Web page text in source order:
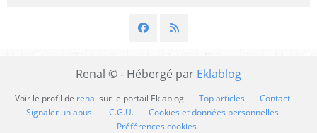
Renal © - Hébergé par Eklablog
Voir le profil de renal sur le portail Eklablog Top articles
Contact
Signaler un abus
C.G.U.
Cookies et données personnelles
Préférences cookies